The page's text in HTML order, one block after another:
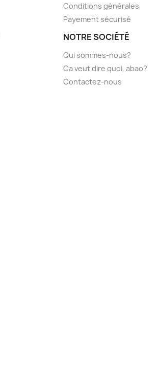
Conditions générales
Payement sécurisé
NOTRE SOCIÉTÉ
Qui sommes-nous?
Ca veut dire quoi, abao?
Contactez-nous